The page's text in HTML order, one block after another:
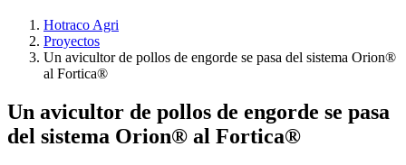
Hotraco Agri
Proyectos
Un avicultor de pollos de engorde se pasa del sistema Orion®
al Fortica®
Un avicultor de pollos de engorde se pasa
del sistema Orion® al Fortica®